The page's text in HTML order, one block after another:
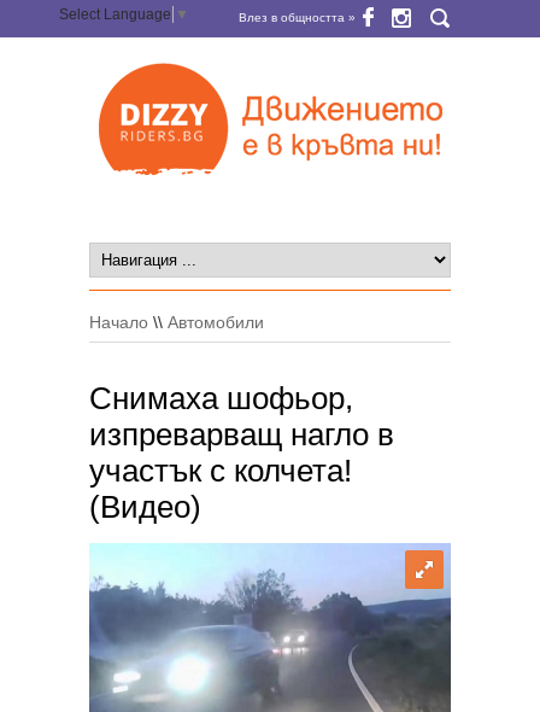
Select Language ▼ Влез в общността »
Начало \\ Автомобили
Снимаха шофьор,
изпреварващ нагло в
участък с колчета!
(Видео)